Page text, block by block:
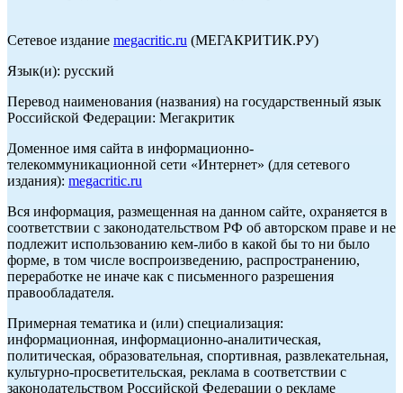
Сетевое издание megacritic.ru (МЕГАКРИТИК.РУ)
Язык(и): русский
Перевод наименования (названия) на государственный язык
Российской Федерации: Мегакритик
Доменное имя сайта в информационно-
телекоммуникационной сети «Интернет» (для сетевого
издания): megacritic.ru
Вся информация, размещенная на данном сайте, охраняется в
соответствии с законодательством РФ об авторском праве и не
подлежит использованию кем-либо в какой бы то ни было
форме, в том числе воспроизведению, распространению,
переработке не иначе как с письменного разрешения
правообладателя.
Примерная тематика и (или) специализация:
информационная, информационно-аналитическая,
политическая, образовательная, спортивная, развлекательная,
культурно-просветительская, реклама в соответствии с
законодательством Российской Федерации о рекламе